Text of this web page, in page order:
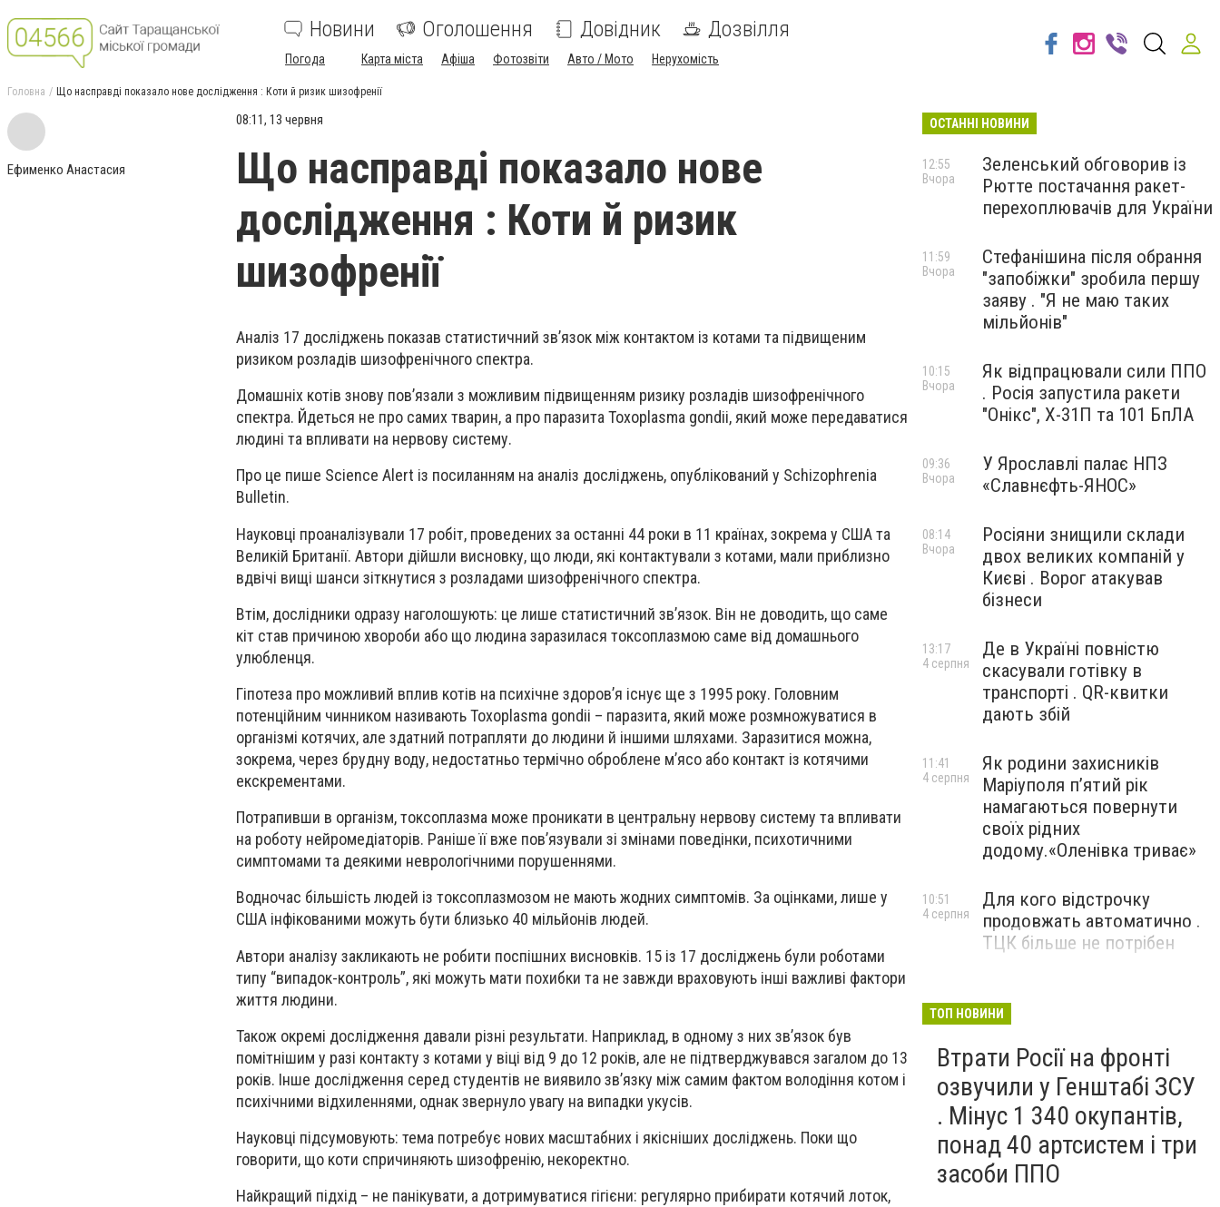
Новини Оголошення Довідник Дозвілля
Погода Карта міста Афіша Фотозвіти Авто / Мото Нерухомість
Головна Що насправді показало нове дослідження : Коти й ризик шизофренії
Ефименко Анастасия
08:11, 13 червня
Що насправді показало нове
дослідження : Коти й ризик
шизофренії
Аналіз 17 досліджень показав статистичний зв’язок між контактом із котами та підвищеним
ризиком розладів шизофренічного спектра.
Домашніх котів знову пов’язали з можливим підвищенням ризику розладів шизофренічного
спектра. Йдеться не про самих тварин, а про паразита Toxoplasma gondii, який може передаватися
людині та впливати на нервову систему.
Про це пише Science Alert із посиланням на аналіз досліджень, опублікований у Schizophrenia
Bulletin.
Науковці проаналізували 17 робіт, проведених за останні 44 роки в 11 країнах, зокрема у США та
Великій Британії. Автори дійшли висновку, що люди, які контактували з котами, мали приблизно
вдвічі вищі шанси зіткнутися з розладами шизофренічного спектра.
Втім, дослідники одразу наголошують: це лише статистичний зв’язок. Він не доводить, що саме
кіт став причиною хвороби або що людина заразилася токсоплазмою саме від домашнього
улюбленця.
Гіпотеза про можливий вплив котів на психічне здоров’я існує ще з 1995 року. Головним
потенційним чинником називають Toxoplasma gondii – паразита, який може розмножуватися в
організмі котячих, але здатний потрапляти до людини й іншими шляхами. Заразитися можна,
зокрема, через брудну воду, недостатньо термічно оброблене м’ясо або контакт із котячими
екскрементами.
Потрапивши в організм, токсоплазма може проникати в центральну нервову систему та впливати
на роботу нейромедіаторів. Раніше її вже пов’язували зі змінами поведінки, психотичними
симптомами та деякими неврологічними порушеннями.
Водночас більшість людей із токсоплазмозом не мають жодних симптомів. За оцінками, лише у
США інфікованими можуть бути близько 40 мільйонів людей.
Автори аналізу закликають не робити поспішних висновків. 15 із 17 досліджень були роботами
типу “випадок-контроль”, які можуть мати похибки та не завжди враховують інші важливі фактори
життя людини.
Також окремі дослідження давали різні результати. Наприклад, в одному з них зв’язок був
помітнішим у разі контакту з котами у віці від 9 до 12 років, але не підтверджувався загалом до 13
років. Інше дослідження серед студентів не виявило зв’язку між самим фактом володіння котом і
психічними відхиленнями, однак звернуло увагу на випадки укусів.
Науковці підсумовують: тема потребує нових масштабних і якісніших досліджень. Поки що
говорити, що коти спричиняють шизофренію, некоректно.
Найкращий підхід – не панікувати, а дотримуватися гігієни: регулярно прибирати котячий лоток,
ОСТАННІ НОВИНИ
Зеленський обговорив із
Рютте постачання ракет-
перехоплювачів для України
12:55
Вчора
Стефанішина після обрання
"запобіжки" зробила першу
заяву . "Я не маю таких
мільйонів"
11:59
Вчора
Як відпрацювали сили ППО
. Росія запустила ракети
"Онікс", Х-31П та 101 БпЛА
10:15
Вчора
У Ярославлі палає НПЗ
«Славнєфть-ЯНОС»
09:36
Вчора
Росіяни знищили склади
двох великих компаній у
Києві . Ворог атакував
бізнеси
08:14
Вчора
Де в Україні повністю
скасували готівку в
транспорті . QR-квитки
дають збій
13:17
4 серпня
Як родини захисників
Маріуполя пʼятий рік
намагаються повернути
своїх рідних
додому.«Оленівка триває»
11:41
4 серпня
Для кого відстрочку
продовжать автоматично .
ТЦК більше не потрібен
10:51
4 серпня
ТОП НОВИНИ
Втрати Росії на фронті
озвучили у Генштабі ЗСУ
. Мінус 1 340 окупантів,
понад 40 артсистем і три
засоби ППО